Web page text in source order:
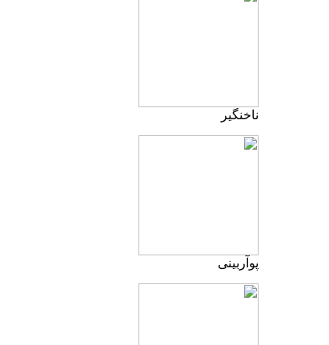
ناخنگیر
پوآربینی